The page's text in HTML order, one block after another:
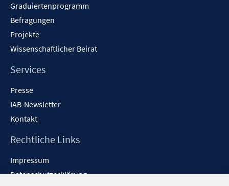
Graduiertenprogramm
Befragungen
Projekte
Wissenschaftlicher Beirat
Services
Presse
IAB-Newsletter
Kontakt
Rechtliche Links
Impressum
Datenschutzerklärung